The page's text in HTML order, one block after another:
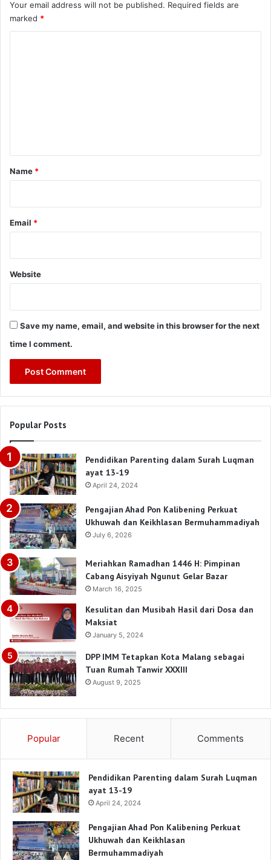
Your email address will not be published. Required fields are
marked *
*
Name *
Email *
Website
Save my name, email, and website in this browser for the next
time I comment.
Popular Posts
Pendidikan Parenting dalam Surah Luqman
ayat 13-19
April 24, 2024
Pengajian Ahad Pon Kalibening Perkuat
Ukhuwah dan Keikhlasan Bermuhammadiyah
July 6, 2026
Meriahkan Ramadhan 1446 H: Pimpinan
Cabang Aisyiyah Ngunut Gelar Bazar
March 16, 2025
Kesulitan dan Musibah Hasil dari Dosa dan
Maksiat
January 5, 2024
DPP IMM Tetapkan Kota Malang sebagai
Tuan Rumah Tanwir XXXIII
August 9, 2025
Popular Recent Comments
Pendidikan Parenting dalam Surah Luqman
ayat 13-19
April 24, 2024
Pengajian Ahad Pon Kalibening Perkuat
Ukhuwah dan Keikhlasan
Bermuhammadiyah